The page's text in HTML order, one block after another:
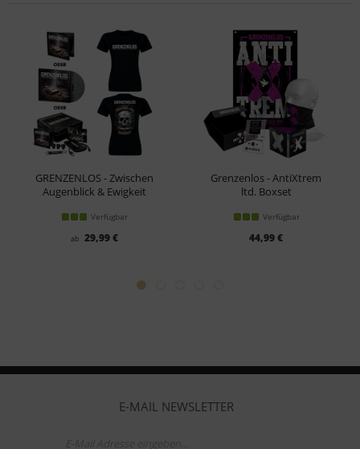
GRENZENLOS - Zwischen
Augenblick & Ewigkeit
Verfügbar
ab 29,99 €
Grenzenlos - AntiXtrem
ltd. Boxset
Verfügbar
44,99 €
E-MAIL NEWSLETTER